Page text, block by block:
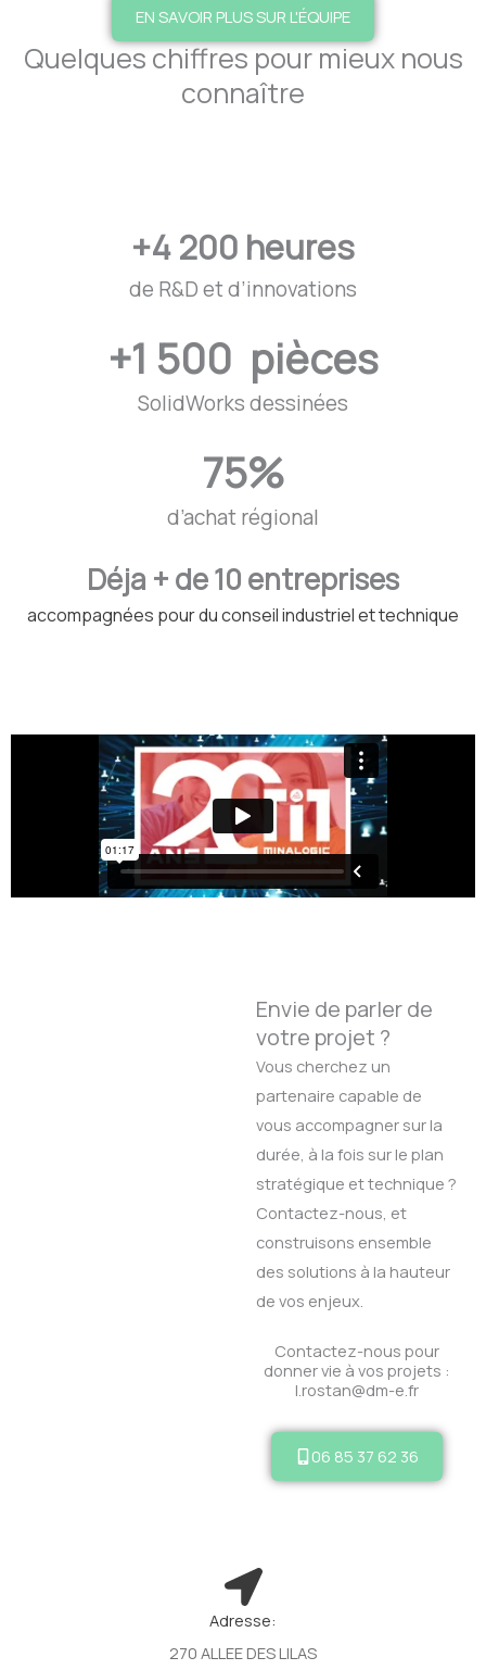
EN SAVOIR PLUS SUR L'ÉQUIPE
Quelques chiffres pour mieux nous
connaître
de R&D et d’innovations
+4 200 heures
SolidWorks dessinées
+1 500
  pièces
d’achat régional
75%
accompagnées pour du conseil industriel et technique
Déja + de 10 entreprises
Envie de parler de
votre projet ?
Vous cherchez un
partenaire capable de
vous accompagner sur la
durée, à la fois sur le plan
stratégique et technique ?
Contactez-nous, et
construisons ensemble
des solutions à la hauteur
de vos enjeux.
Contactez-nous pour
donner vie à vos projets :
l.rostan@dm-e.fr
06 85 37 62 36
Adresse:
270 ALLEE DES LILAS